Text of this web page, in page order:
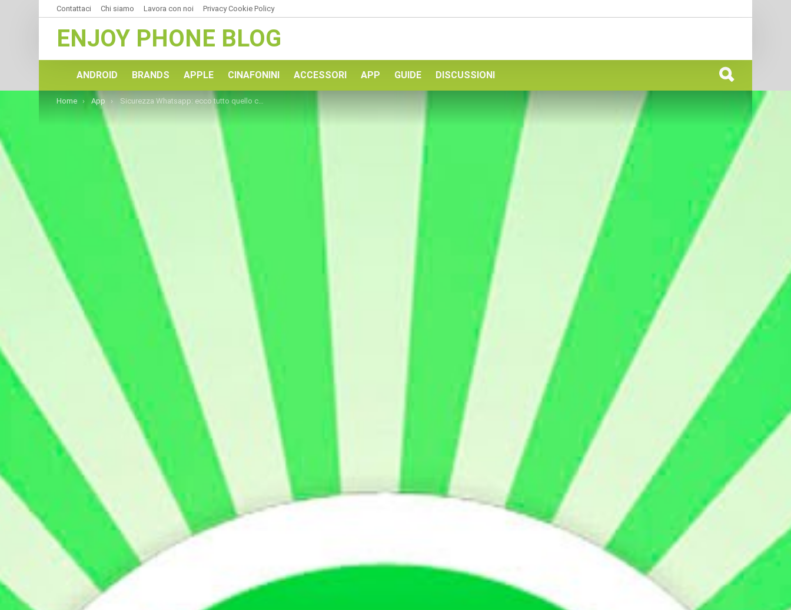
Contattaci Chi siamo Lavora con noi Privacy Cookie Policy
ENJOY PHONE BLOG
ANDROID BRANDS APPLE CINAFONINI ACCESSORI APP GUIDE DISCUSSIONI
You are here:
Home App Sicurezza Whatsapp: ecco tutto quello che c’è da sapere